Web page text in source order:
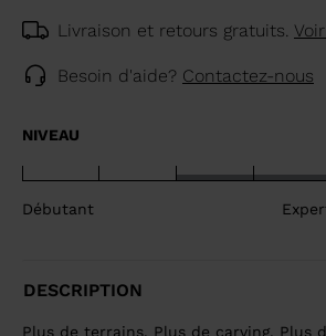
Livraison et retours gratuits.
Besoin d'aide? Contactez-nous
NIVEAU
Débutant
DESCRIPTION
Plus de terrains. Plus de carving. Plus